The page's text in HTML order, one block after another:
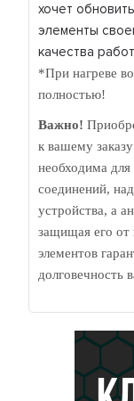
хочет
элементы
качества
*При нагреве
полностью!
Важно!
к вашему
необходима
соединений,
устройства, а
защищая его от
элементов
долговечность